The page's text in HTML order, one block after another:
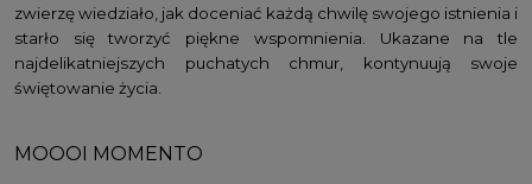
zwierzę wiedziało, jak doceniać każdą chwilę swojego istnienia i
starło się tworzyć piękne wspomnienia. Ukazane na tle
najdelikatniejszych puchatych chmur, kontynuują swoje
świętowanie życia.
MOOOI MOMENTO